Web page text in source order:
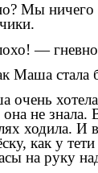
Мы ничего
— гневно
Маша стала
очень
она не
ходила. И
как у
на руку